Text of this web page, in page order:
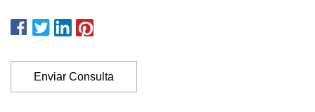
Enviar Consulta